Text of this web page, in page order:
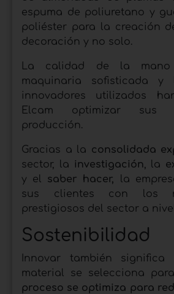
espuma de poliuretano y
poliéster para la creación
decoración y no solo.
La calidad de la
maquinaria sofisticada y
innovadores utilizados
Elcam optimizar sus
producción.
Gracias a la consolidada
sector, la
investigación , la
y el saber hacer,
la
sus clientes con los
prestigiosos del sector a
Sostenibilidad
Innovar también significa
material se selecciona
proceso se optimiza para